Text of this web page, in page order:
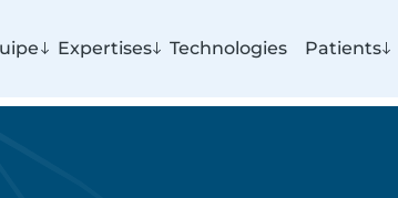
Expertises Technologies Patients